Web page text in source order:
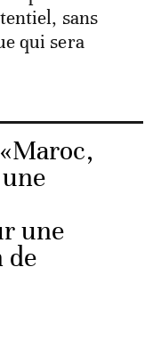
sans
qui sera
une
de